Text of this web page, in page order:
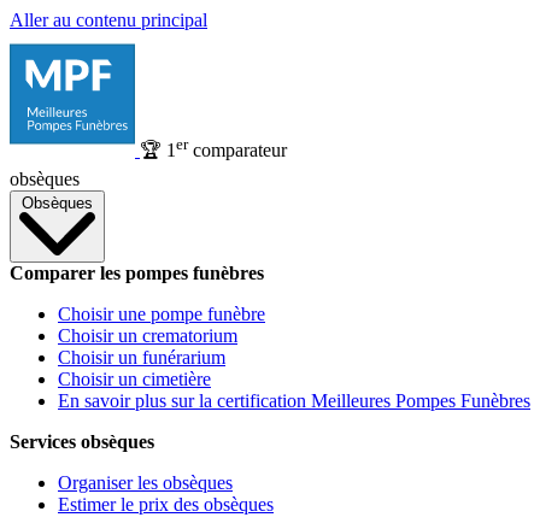
Aller au contenu principal
🏆 1 ercomparateur
obsèques
Obsèques
Comparer les pompes funèbres
Choisir une pompe funèbre
Choisir un crematorium
Choisir un funérarium
Choisir un cimetière
En savoir plus sur la certification Meilleures Pompes Funèbres
Services obsèques
Organiser les obsèques
Estimer le prix des obsèques